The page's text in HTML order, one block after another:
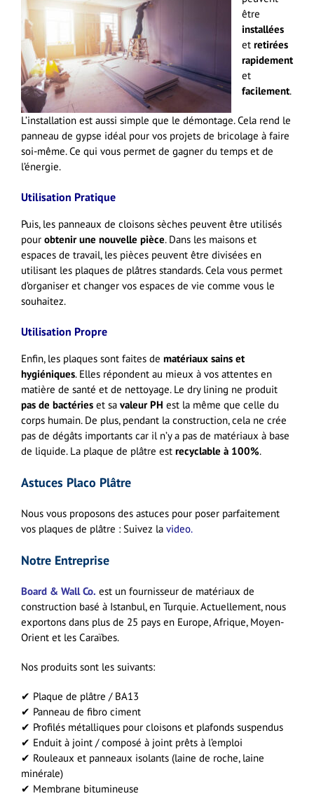
être
installées
et retirées
rapidement
et
facilement.
L’installation est aussi simple que le démontage. Cela rend le
panneau de gypse idéal pour vos projets de bricolage à faire
soi-même. Ce qui vous permet de gagner du temps et de
l’énergie.
Utilisation Pratique
Puis, les panneaux de cloisons sèches peuvent être utilisés
pour obtenir une nouvelle pièce. Dans les maisons et
espaces de travail, les pièces peuvent être divisées en
utilisant les plaques de plâtres standards. Cela vous permet
d’organiser et changer vos espaces de vie comme vous le
souhaitez.
Utilisation Propre
Enfin, les plaques sont faites de matériaux sains et
hygiéniques. Elles répondent au mieux à vos attentes en
matière de santé et de nettoyage. Le dry lining ne produit
pas de bactéries et sa valeur PH est la même que celle du
corps humain. De plus, pendant la construction, cela ne crée
pas de dégâts importants car il n’y a pas de matériaux à base
de liquide. La plaque de plâtre est recyclable à 100%.
Astuces Placo Plâtre
Nous vous proposons des astuces pour poser parfaitement
vos plaques de plâtre : Suivez la video.
Notre Entreprise
Board & Wall Co. est un fournisseur de matériaux de
construction basé à Istanbul, en Turquie. Actuellement, nous
exportons dans plus de 25 pays en Europe, Afrique, Moyen-
Orient et les Caraïbes.
Nos produits sont les suivants:
✔ Plaque de plâtre / BA13
✔ Panneau de fibro ciment
✔ Profilés métalliques pour cloisons et plafonds suspendus
✔ Enduit à joint / composé à joint prêts à l’emploi
✔ Rouleaux et panneaux isolants (laine de roche, laine
minérale)
✔ Membrane bitumineuse